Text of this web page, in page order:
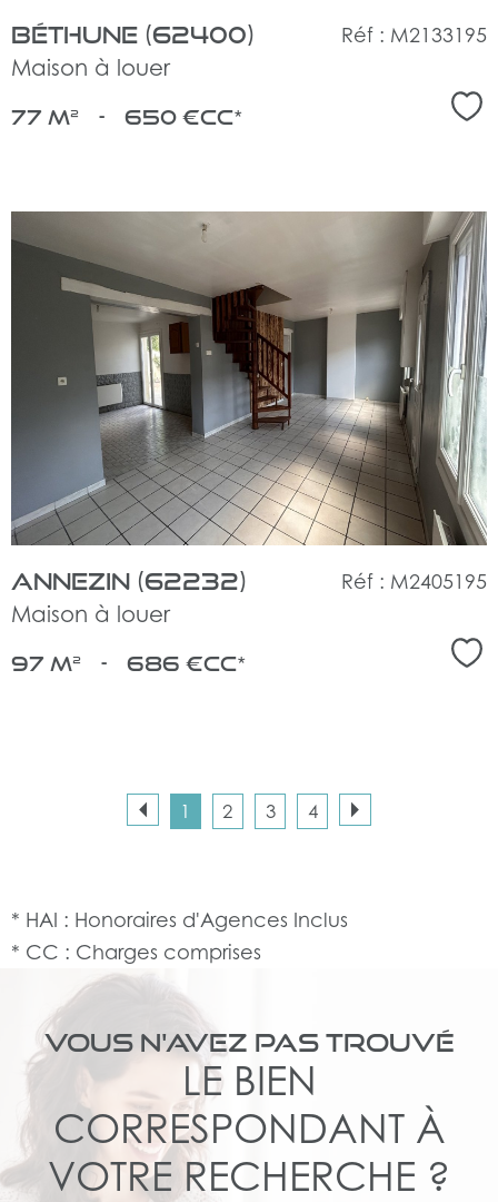
Béthune (62400)
Maison à louer
Réf : M2133195
77 m² - 650 €CC*
voir
le
bien
Annezin (62232)
Maison à louer
Réf : M2405195
97 m² - 686 €CC*
1 2 3 4
* HAI : Honoraires d'Agences Inclus
* CC : Charges comprises
VOUS N'AVEZ PAS TROUVÉ
LE BIEN
CORRESPONDANT À
VOTRE RECHERCHE ?